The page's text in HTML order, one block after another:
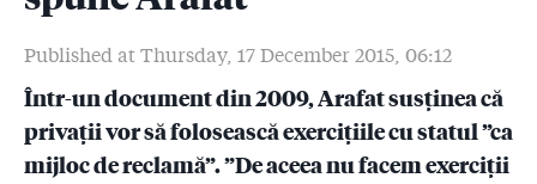
2.6
#Colectiv: Drapelul țesut cu fir de șpagă (II). Lista
Raed Arafat?
2.7
Pompierii au autorizat firma care a pus artificiile la
Colectiv să facă un show pirotehnic pe Național
Arena, stadion pe care tot pompierii nu l-au
Published at Thursday, 17 December 2015, 06:12
Într-un document din 2009, Arafat susținea că
privații vor să folosească exercițiile cu statul ”ca
mijloc de reclamă”. ”De aceea nu facem exerciții